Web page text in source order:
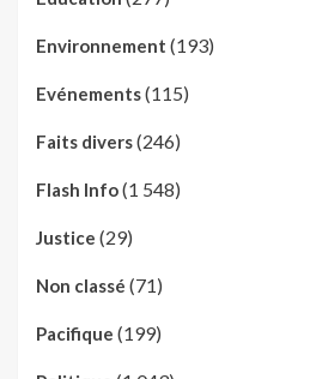
Environnement (193)
Evénements(115)
Faits divers(246)
Flash Info(1 548)
Justice (29)
Non classé (71)
Pacifique (199)